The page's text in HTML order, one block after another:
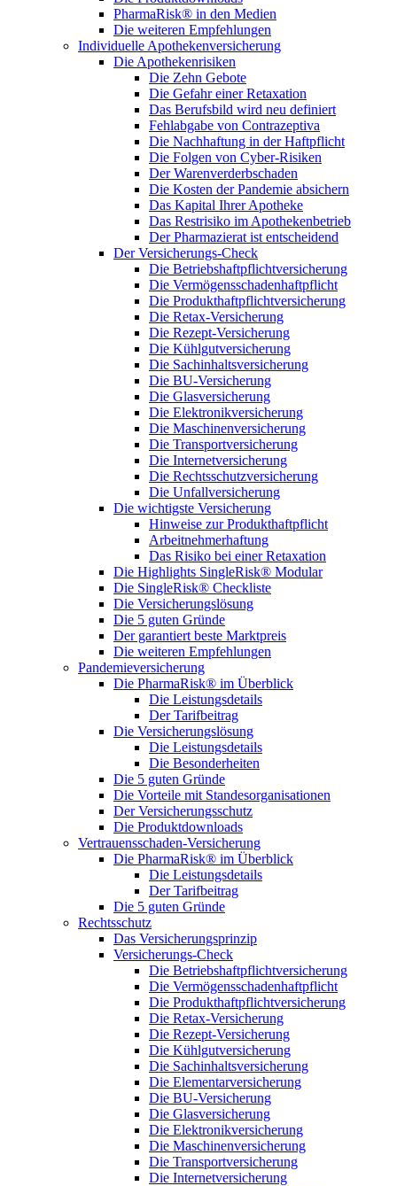
PharmaRisk® in den Medien
Die weiteren Empfehlungen
Individuelle Apothekenversicherung
Die Apothekenrisiken
Die Zehn Gebote
Die Gefahr einer Retaxation
Das Berufsbild wird neu definiert
Fehlabgabe von Contrazeptiva
Die Nachhaftung in der Haftpflicht
Die Folgen von Cyber-Risiken
Der Warenverderbschaden
Die Kosten der Pandemie absichern
Das Kapital Ihrer Apotheke
Das Restrisiko im Apothekenbetrieb
Der Pharmazierat ist entscheidend
Der Versicherungs-Check
Die Betriebshaftpflichtversicherung
Die Vermögensschadenhaftpflicht
Die Produkthaftpflichtversicherung
Die Retax-Versicherung
Die Rezept-Versicherung
Die Kühlgutversicherung
Die Sachinhaltsversicherung
Die BU-Versicherung
Die Glasversicherung
Die Elektronikversicherung
Die Maschinenversicherung
Die Transportversicherung
Die Internetversicherung
Die Rechtsschutzversicherung
Die Unfallversicherung
Die wichtigste Versicherung
Hinweise zur Produkthaftpflicht
Arbeitnehmerhaftung
Das Risiko bei einer Retaxation
Die Highlights SingleRisk® Modular
Die SingleRisk® Checkliste
Die Versicherungslösung
Die 5 guten Gründe
Der garantiert beste Marktpreis
Die weiteren Empfehlungen
Pandemieversicherung
Die PharmaRisk® im Überblick
Die Leistungsdetails
Der Tarifbeitrag
Die Versicherungslösung
Die Leistungsdetails
Die Besonderheiten
Die 5 guten Gründe
Die Vorteile mit Standesorganisationen
Der Versicherungsschutz
Die Produktdownloads
Vertrauensschaden-Versicherung
Die PharmaRisk® im Überblick
Die Leistungsdetails
Der Tarifbeitrag
Die 5 guten Gründe
Rechtsschutz
Das Versicherungsprinzip
Versicherungs-Check
Die Betriebshaftpflichtversicherung
Die Vermögensschadenhaftpflicht
Die Produkthaftpflichtversicherung
Die Retax-Versicherung
Die Rezept-Versicherung
Die Kühlgutversicherung
Die Sachinhaltsversicherung
Die Elementarversicherung
Die BU-Versicherung
Die Glasversicherung
Die Elektronikversicherung
Die Maschinenversicherung
Die Transportversicherung
Die Internetversicherung